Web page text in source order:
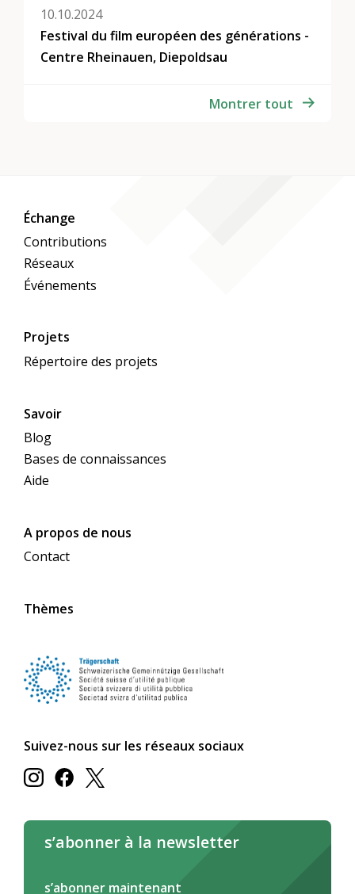
10.10.2024
Festival du film européen des générations -
Centre Rheinauen, Diepoldsau
Montrer tout
Échange
Contributions
Réseaux
Événements
Projets
Répertoire des projets
Savoir
Blog
Bases de connaissances
Aide
A propos de nous
Contact
Thèmes
Suivez-nous sur les réseaux sociaux
s’abonner à la newsletter
s’abonner maintenant